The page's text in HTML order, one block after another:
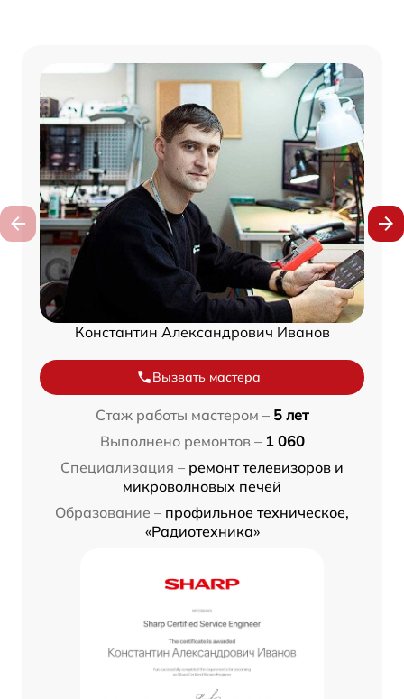
Константин Александрович Иванов
Вызвать мастера
Стаж работы мастером – 5 лет
Выполнено ремонтов – 1 060
Специализация – ремонт телевизоров и
микроволновых печей
Образование – профильное техническое,
«Радиотехника»